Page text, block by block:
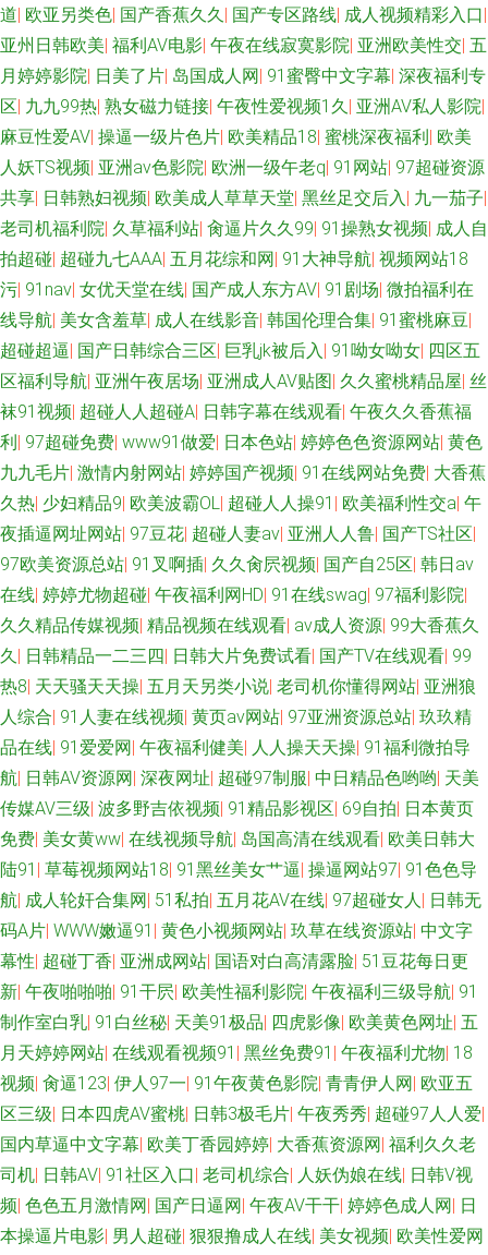
区 日韩草草视频 久草热99 国产亚洲五月天堂 97超碰草在线 国产性爱大片
亚洲欧洲av 免费看黃色网 岛国毛片 欧美做爱直播 伪娘ts 黄色欧美网站 97人
人上超碰 九一福利版 韩国福利影院二区 超碰男女 美女爱爱东莞 午夜色色片
51视频在线观看 99热超碰 91夫妻看篇 99热香蕉 日韩色色网站 性爱探花 97
资源超碰在线 香蕉视频在线看 超碰人人操人人摸 青青操免费 亚州午夜剧场
亚洲天堂东京热 亚洲另类五月天 波多野结衣色情片 在线99超碰 av网站观看
欧美五级a五级 黑丝瘙逼 伊人免费大香蕉 国产精品在线网址 激情91大情 欧
片 福利导航网 日本生活片 免费肏屄 日韩激情第三页 青青操久操视频 91成
人小视频 韩日在线小电影 成人两性影院 91网站传媒 豆花在线免费社区 91夫
妻交友视频 在线91国产视频 日韩欧美国产精品 久久伊人免费 九一精品中文
字幕 大香蕉超碰99 91国产黑丝短片 91视频观看% 草逼网站 91在线观看玖
巨炮永久 人妖伪娘av天堂 91探花在线 欧美亚黄色人a片 成人福利AV导航 伊
人狠狠 深夜福利av 福利姬在线导航 91蜜臀在线观看 东京成人网 91传媒蜜桃
久草资源网 国产ts伪娘 午夜剧院爽爽 伊人三级片 国产黑料第一页 欧洲午夜
精品 www男人天堂 欧美3级 丝袜伊人网 伊人久久在线 91入在线观看 欧美
A√视频 国产日韩精品久久 91少妇热舞被操 超碰精华液 av18导航站 91午夜
伦理影院 美女网站欧美色 久久男同 超碰AV人人艹 人妻久久精品成人 久久撸
视频 青青草久久网中文 欧美日韩国产在线 激情五月天社区 97偷拍视频 91超
碰在线咨询 日本AⅤ网站 狼友激情综合国产 午夜精品福利白浆 狼友福利在线
利 91精品熟妇 波多野吉衣家91 97手机福利视频 在线国产91 亚洲金典AA 东
道| 欧亚另类色| 国产香蕉久久| 国产专区路线| 成人视频精彩入口|
亚州日韩欧美| 福利AV电影| 午夜在线寂寞影院| 亚洲欧美性交| 五
月婷婷影院| 日美了片| 岛国成人网| 91蜜臀中文字幕| 深夜福利专
区| 九九99热| 熟女磁力链接| 午夜性爱视频1久| 亚洲AV私人影院|
麻豆性爱AV| 操逼一级片色片| 欧美精品18| 蜜桃深夜福利| 欧美
人妖TS视频| 亚洲av色影院| 欧洲一级午老q| 91网站| 97超碰资源
共享| 日韩熟妇视频| 欧美成人草草天堂| 黑丝足交后入| 九一茄子|
老司机福利院| 久草福利站| 肏逼片久久99| 91操熟女视频| 成人自
拍超碰| 超碰九七AAA| 五月花综和网| 91大神导航| 视频网站18
污| 91nav| 女优天堂在线| 国产成人东方AV| 91剧场| 微拍福利在
线导航| 美女含羞草| 成人在线影音| 韩国伦理合集| 91蜜桃麻豆|
超碰超逼| 国产日韩综合三区| 巨乳jk被后入| 91呦女呦女| 四区五
区福利导航| 亚洲午夜居场| 亚洲成人AV贴图| 久久蜜桃精品屋| 丝
袜91视频| 超碰人人超碰A| 日韩字幕在线观看| 午夜久久香蕉福
利| 97超碰免费| www91做爱| 日本色站| 婷婷色色资源网站| 黄色
九九毛片| 激情内射网站| 婷婷国产视频| 91在线网站免费| 大香蕉
久热| 少妇精品9| 欧美波霸OL| 超碰人人操91 | 欧美福利性交a| 午
夜插逼网址网站| 97豆花| 超碰人妻av| 亚洲人人鲁| 国产TS社区|
97欧美资源总站| 91叉啊插| 久久肏屄视频| 国产自25区| 韩日av
在线| 婷婷尤物超碰| 午夜福利网HD| 91在线swag| 97福利影院|
久久精品传媒视频| 精品视频在线观看| av成人资源| 99大香蕉久
久| 日韩精品一二三四| 日韩大片免费试看| 国产TV在线观看| 99
热8| 天天骚天天操| 五月天另类小说| 老司机你懂得网站| 亚洲狼
人综合| 91人妻在线视频| 黄页av网站| 97亚洲资源总站| 玖玖精
品在线| 91爱爱网| 午夜福利健美| 人人操天天操| 91福利微拍导
航| 日韩AV资源网| 深夜网址| 超碰97制服| 中日精品色哟哟| 天美
传媒AV三级| 波多野吉依视频| 91精品影视区| 69自拍| 日本黄页
免费| 美女黄ww| 在线视频导航| 岛国高清在线观看| 欧美日韩大
陆91 | 草莓视频网站18| 91黑丝美女艹逼| 操逼网站97| 91色色导
航| 成人轮奸合集网| 51私拍| 五月花AV在线| 97超碰女人| 日韩无
码A片| WWW嫩逼91 | 黄色小视频网站| 玖草在线资源站| 中文字
幕性| 超碰丁香| 亚洲成网站| 国语对白高清露脸| 51豆花每日更
新| 午夜啪啪啪| 91干屄| 欧美性福利影院| 午夜福利三级导航| 91
制作室白乳| 91白丝秘| 天美91极品| 四虎影像| 欧美黄色网址| 五
月天婷婷网站| 在线观看视频91 | 黑丝免费91 | 午夜福利尤物| 18
视频| 肏逼123| 伊人97一| 91午夜黄色影院| 青青伊人网| 欧亚五
区三级| 日本四虎AV蜜桃| 日韩3极毛片| 午夜秀秀| 超碰97人人爱|
国内草逼中文字幕| 欧美丁香园婷婷| 大香蕉资源网| 福利久久老
司机| 日韩AV| 91社区入口| 老司机综合| 人妖伪娘在线| 日韩V视
频| 色色五月激情网| 国产日逼网| 午夜AV干干| 婷婷色成人网| 日
本操逼片电影| 男人超碰| 狠狠撸成人在线| 美女视频| 欧美性爱网